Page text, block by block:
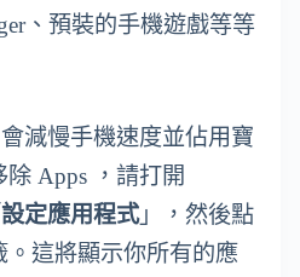
、預裝的手機遊戲等等
減慢手機速度並佔用寶
Apps ，請打開
設定應用程式」，然後點
。這將顯示你所有的應